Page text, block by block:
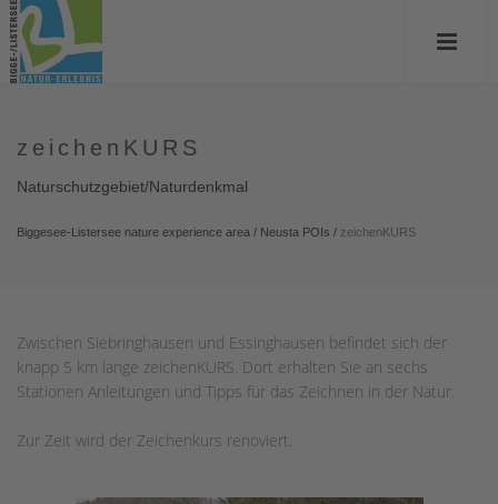
zeichenKURS
Naturschutzgebiet/Naturdenkmal
Biggesee-Listersee nature experience area / Neusta POIs / zeichenKURS
Zwischen Siebringhausen und Essinghausen befindet sich der
knapp 5 km lange zeichenKURS. Dort erhalten Sie an sechs
Stationen Anleitungen und Tipps für das Zeichnen in der Natur.
Zur Zeit wird der Zeichenkurs renoviert.